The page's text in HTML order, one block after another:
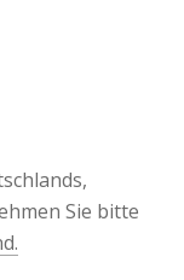
Sie bitte